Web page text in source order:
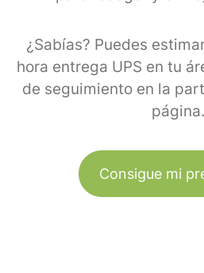
¿Sabías? Puedes
hora entrega UPS en tu
de seguimiento en la
página.
Consigue mi